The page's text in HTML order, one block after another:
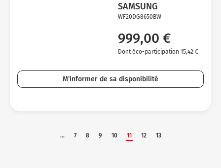
SAMSUNG
WF20DG8650BW
999,00 €
Dont éco-participation 15,42 €
M'informer de sa disponibilité
... 7 8 9 10 11 12 13